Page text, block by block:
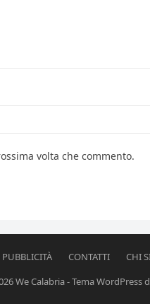
volta che commento.
PUBBLICITÀ CONTATTI
CHI
We Calabria-Tema WordPress